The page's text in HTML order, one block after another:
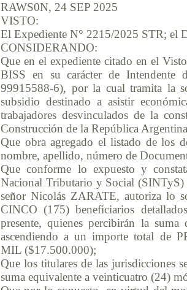
RAWS0N, 24 SEP 2025
VISTO:
El Expediente N° 2215/2025 STR; el
CONSIDERANDO:
Que en el expediente citado en el
BISS en su carácter de
99915588-6), por la cual tramita la
subsidio destinado a asistir
trabajadores desvinculados de la
Construcción de la República
Que obra agregado el listado de los
nombre, apellido, número de
Que conforme lo expuesto y
Nacional Tributario y Social (SINTyS)
señor Nicolás ZARATE, autoriza lo
CINCO (175) beneficiarios
presente, quienes percibirán la
ascendiendo a un importe total de
MIL ($17.500.000);
Que los titulares de las jurisdicciones
suma equivalente a veinticuatro (24)